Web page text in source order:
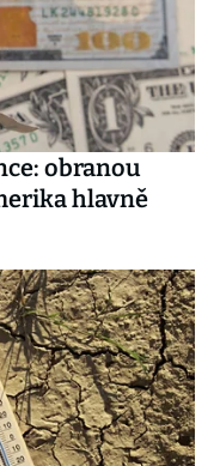
obranou
hlavně